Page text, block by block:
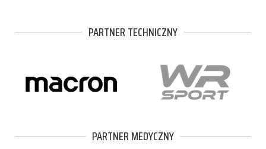
PARTNER TECHNICZNY
PARTNER MEDYCZNY